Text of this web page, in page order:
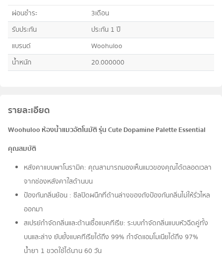
ผ่อนชำระ
3เดือน
รับประกัน
ประกัน 1 ปี
แบรนด์
Woohuloo
น้ำหนัก
20.000000
รายละเอียด
Woohuloo ห้องน้ำแมวอัตโนมัติ รุ่น Cute Dopamine Palette Essential
คุณสมบัติ
หลังคาแบบพาโนรามิค: คุณสามารถมองเห็นแมวของคุณได้ตลอดเวลา
จากช่องหลังคาใสด้านบน
ป้องกันกลิ่นย้อน : ซีลปิดผนึกที่ด้านล่างของถังป้องกันกลิ่นไม่ให้รั่วไหล
ออกมา
สเปรย์กำจัดกลิ่นและต้านเชื้อแบคทีเรีย: ระบบกำจัดกลิ่นแบบหัวฉีดคู่ทั้ง
บนและล่าง ยับยั้งแบคทีเรียได้ถึง 99% กำจัดแอมโมเนียได้ถึง 97%
น้ำยา 1 ขวดใช้ได้นาน 60 วัน